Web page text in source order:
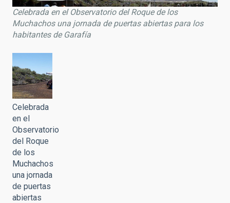
Celebrada en el Observatorio del Roque de los
Muchachos una jornada de puertas abiertas para los
habitantes de Garafía
Celebrada
en el
Observatorio
del Roque
de los
Muchachos
una jornada
de puertas
abiertas